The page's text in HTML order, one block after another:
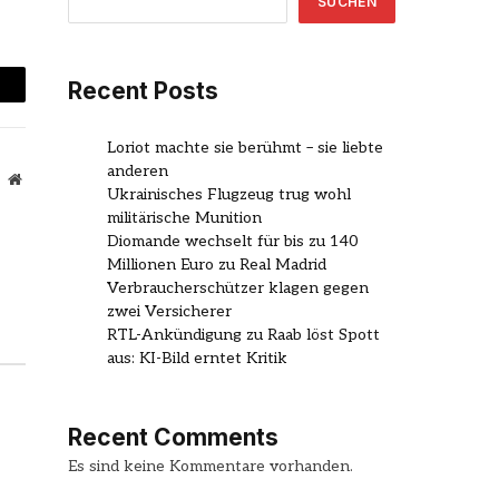
Website
Recent Posts
Loriot machte sie berühmt – sie liebte
anderen
Ukrainisches Flugzeug trug wohl
militärische Munition
Diomande wechselt für bis zu 140
Millionen Euro zu Real Madrid
Verbraucherschützer klagen gegen
zwei Versicherer
RTL-Ankündigung zu Raab löst Spott
aus: KI-Bild erntet Kritik
Recent Comments
Es sind keine Kommentare vorhanden.